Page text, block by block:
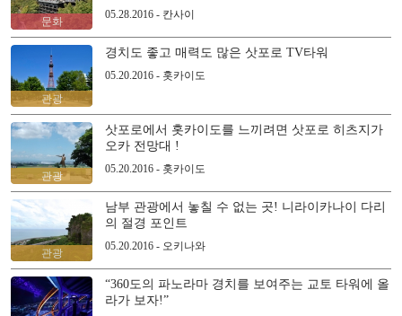
문화
05.28.2016 - 칸사이
관광
경치도 좋고 매력도 많은 삿포로 TV타워
05.20.2016 - 홋카이도
관광
삿포로에서 홋카이도를 느끼려면 삿포로 히츠지가
오카 전망대 !
05.20.2016 - 홋카이도
관광
남부 관광에서 놓칠 수 없는 곳! 니라이카나이 다리
의 절경 포인트
05.20.2016 - 오키나와
“360도의 파노라마 경치를 보여주는 교토 타워에 올
라가 보자!”